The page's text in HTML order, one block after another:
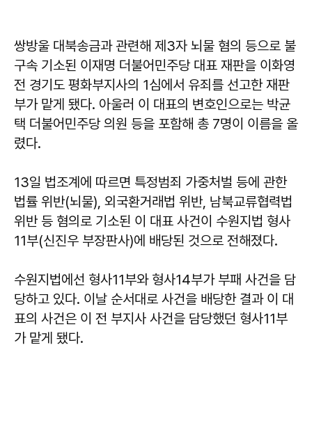
쌍방울 대북송금과 관련해 제3자 뇌물 혐의 등으로 불
구속 기소된 이재명 더불어민주당 대표 재판을 이화영
전 경기도 평화부지사의 1심에서 유죄를 선고한 재판
부가 맡게 됐다. 아울러 이 대표의 변호인으로는 박균
택 더불어민주당 의원 등을 포함해 총 7명이 이름을 올
렸다.
13일 법조계에 따르면 특정범죄 가중처벌 등에 관한
법률 위반(뇌물), 외국환거래법 위반, 남북교류협력법
위반 등 혐의로 기소된 이 대표 사건이 수원지법 형사
11부(신진우 부장판사)에 배당된 것으로 전해졌다.
수원지법에선 형사11부와 형사14부가 부패 사건을 담
당하고 있다. 이날 순서대로 사건을 배당한 결과 이 대
표의 사건은 이 전 부지사 사건을 담당했던 형사11부
가 맡게 됐다.